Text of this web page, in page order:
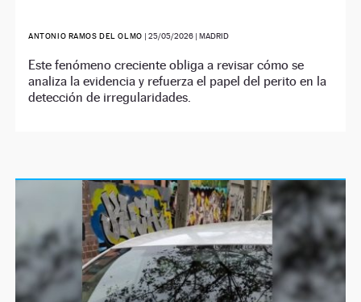
ANTONIO RAMOS DEL OLMO | 25/05/2026| MADRID
Este fenómeno creciente obliga a revisar cómo se
analiza la evidencia y refuerza el papel del perito en la
detección de irregularidades.